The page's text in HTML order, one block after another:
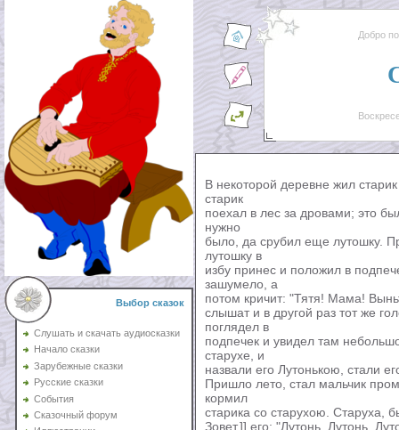
Выбор сказок
Слушать и скачать аудиосказки
Начало сказки
Зарубежные сказки
Русские сказки
События
Сказочный форум
Добро
В некоторой деревне жил
старик
поехал в лес за дровами; это
нужно
было, да срубил еще лутошку.
лутошку в
избу принес и положил в
зашумело, а
потом кричит: "Тятя! Мама!
слышат и в другой раз тот же
поглядел в
подпечек и увидел там
старухе, и
назвали его Лутонькою, стали
Пришло лето, стал мальчик
кормил
старика со старухою. Старуха,
Зовет.]] его: "Лутонь, Лутонь,